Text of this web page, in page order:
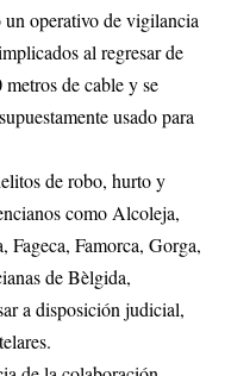
operativo de vigilancia
al regresar de
de cable y se
usado para
de robo, hurto y
como Alcoleja,
Famorca, Gorga,
de Bèlgida,
a disposición judicial,